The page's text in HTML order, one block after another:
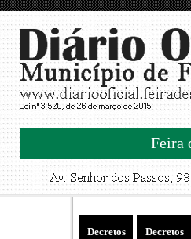
Feira
Decretos
Decretos